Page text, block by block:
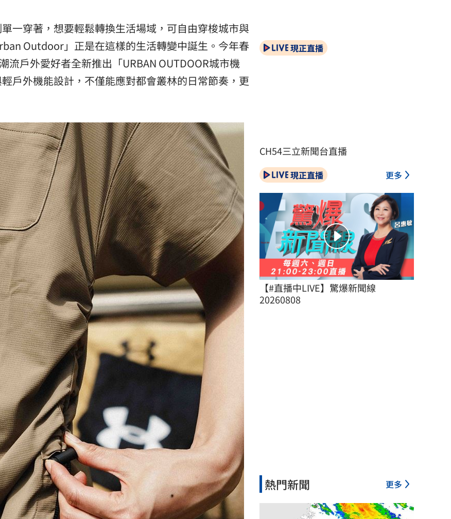
21:20
21:12
21:10
21:04
20:57
12:00
12:00
10:30
10:00
一穿著，想要輕鬆轉換生活場域，可自由穿梭城市與
Outdoor」正是在這樣的生活轉變中誕生。今年春
流戶外愛好者全新推出「URBAN OUTDOOR城市機
戶外機能設計，不僅能應對都會叢林的日常節奏，更
現正直播
CH54三立新聞台直播
現正直播 更多
【#直播中LIVE】驚爆新聞線
20260808
熱門新聞 更多